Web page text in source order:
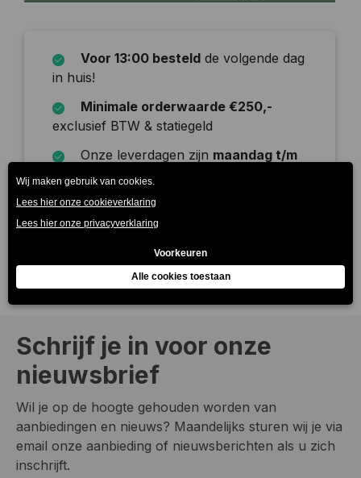
Voor 13:00 besteld de volgende dag
in huis!
Minimale orderwaarde €250,-
exclusief BTW & statiegeld
Onze leverdagen zijn maandag t/m
zaterdag
Schrijf je in voor onze
nieuwsbrief
Wil je op de hoogte gehouden worden van
aanbiedingen en nieuws? Maandelijks sturen wij je via
email onze aanbieding of nieuwsberichten als u zich
inschrijft.